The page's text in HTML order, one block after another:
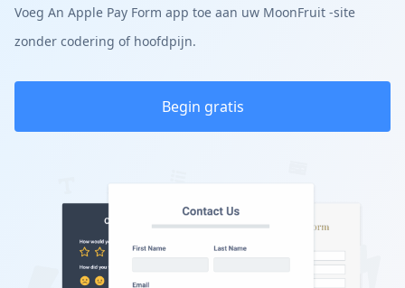
Voeg An Apple Pay Form app toe aan uw MoonFruit -site
zonder codering of hoofdpijn.
Begin gratis